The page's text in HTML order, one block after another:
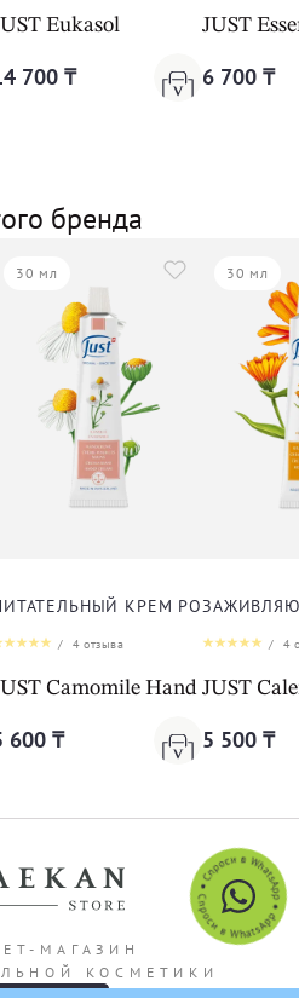
Eukasol
700 ₸
JUST
6 700 ₸
бренда
ЭУКАСОЛ
30 мл
КРЕМ РОМАШКА
/ 4отзыва
Camomile Hand Cream
600 ₸
30 мл
/ 4
JUST
5 500 ₸
МАГАЗИН
КОСМЕТИКИ